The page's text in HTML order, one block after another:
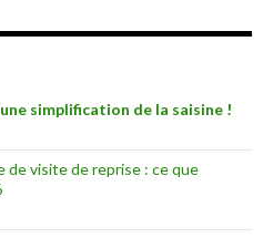
simplification de la saisine !
visite de reprise : ce que